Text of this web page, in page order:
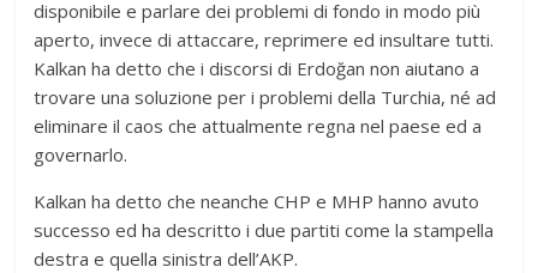
disponibile e parlare dei problemi di fondo in modo più
aperto, invece di attaccare, reprimere ed insultare tutti.
Kalkan ha detto che i discorsi di Erdoğan non aiutano a
trovare una soluzione per i problemi della Turchia, né ad
eliminare il caos che attualmente regna nel paese ed a
governarlo.
Kalkan ha detto che neanche CHP e MHP hanno avuto
successo ed ha descritto i due partiti come la stampella
destra e quella sinistra dell’AKP.